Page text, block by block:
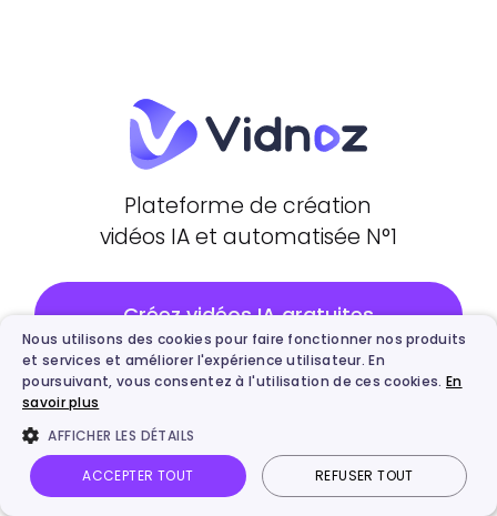
Accueil Mes créations Vidéo IA Image IA
Plateforme de création
vidéos IA et automatisée N°1
Créez vidéos IA gratuites
Vidnoz AI
Nous utilisons des cookies pour faire fonctionner nos produits
et services et améliorer l'expérience utilisateur. En
poursuivant, vous consentez à l'utilisation de ces cookies. En
savoir plus
AFFICHER LES DÉTAILS
ACCEPTER TOUT REFUSER TOUT